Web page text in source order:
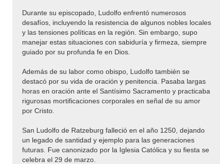
Durante su episcopado, Ludolfo enfrentó numerosos
desafíos, incluyendo la resistencia de algunos nobles locales
y las tensiones políticas en la región. Sin embargo, supo
manejar estas situaciones con sabiduría y firmeza, siempre
guiado por su profunda fe en Dios.
Además de su labor como obispo, Ludolfo también se
destacó por su vida de oración y penitencia. Pasaba largas
horas en oración ante el Santísimo Sacramento y practicaba
rigurosas mortificaciones corporales en señal de su amor
por Cristo.
San Ludolfo de Ratzeburg falleció en el año 1250, dejando
un legado de santidad y ejemplo para las generaciones
futuras. Fue canonizado por la Iglesia Católica y su fiesta se
celebra el 29 de marzo.